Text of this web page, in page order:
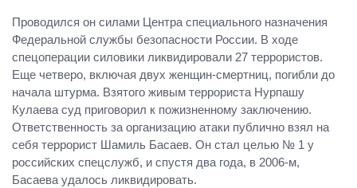
Проводился он силами Центра специального назначения
Федеральной службы безопасности России. В ходе
спецоперации силовики ликвидировали 27 террористов.
Еще четверо, включая двух женщин-смертниц, погибли до
начала штурма. Взятого живым террориста Нурпашу
Кулаева суд приговорил к пожизненному заключению.
Ответственность за организацию атаки публично взял на
себя террорист Шамиль Басаев. Он стал целью № 1 у
российских спецслужб, и спустя два года, в 2006-м,
Басаева удалось ликвидировать.